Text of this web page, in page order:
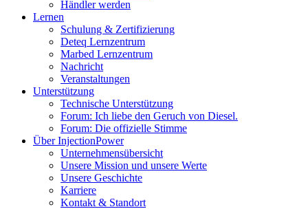
Händler werden
Lernen
Schulung & Zertifizierung
Deteq Lernzentrum
Marbed Lernzentrum
Nachricht
Veranstaltungen
Unterstützung
Technische Unterstützung
Forum: Ich liebe den Geruch von Diesel.
Forum: Die offizielle Stimme
Über InjectionPower
Unternehmensübersicht
Unsere Mission und unsere Werte
Unsere Geschichte
Karriere
Kontakt & Standort